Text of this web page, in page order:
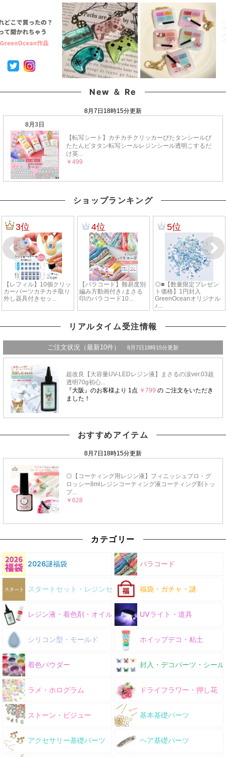
New ＆ Re
ショップランキング
リアルタイム受注情報
おすすめアイテム
カテゴリー
2026謎福袋 パラコード
スタートセット・レジンセット 福袋・ガチャ・謎
レジン液・着色剤・オイル UVライト・道具
シリコン型・モールド ホイップデコ・粘土
着色パウダー 封入・デコパーツ・シール
ラメ・ホログラム ドライフラワー・押し花
ストーン・ビジュー 基本基礎パーツ
アクセサリー基礎パーツ ヘア基礎パーツ